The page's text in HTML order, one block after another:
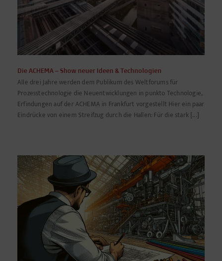
Die ACHEMA – Show neuer Ideen & Technologien
Alle drei Jahre werden dem Publikum des Weltforums für
Prozesstechnologie die Neuentwicklungen in punkto Technologie,
Erfindungen auf der ACHEMA in Frankfurt vorgestellt Hier ein paar
Eindrücke von einem Streifzug durch die Hallen: Für die stark [...]